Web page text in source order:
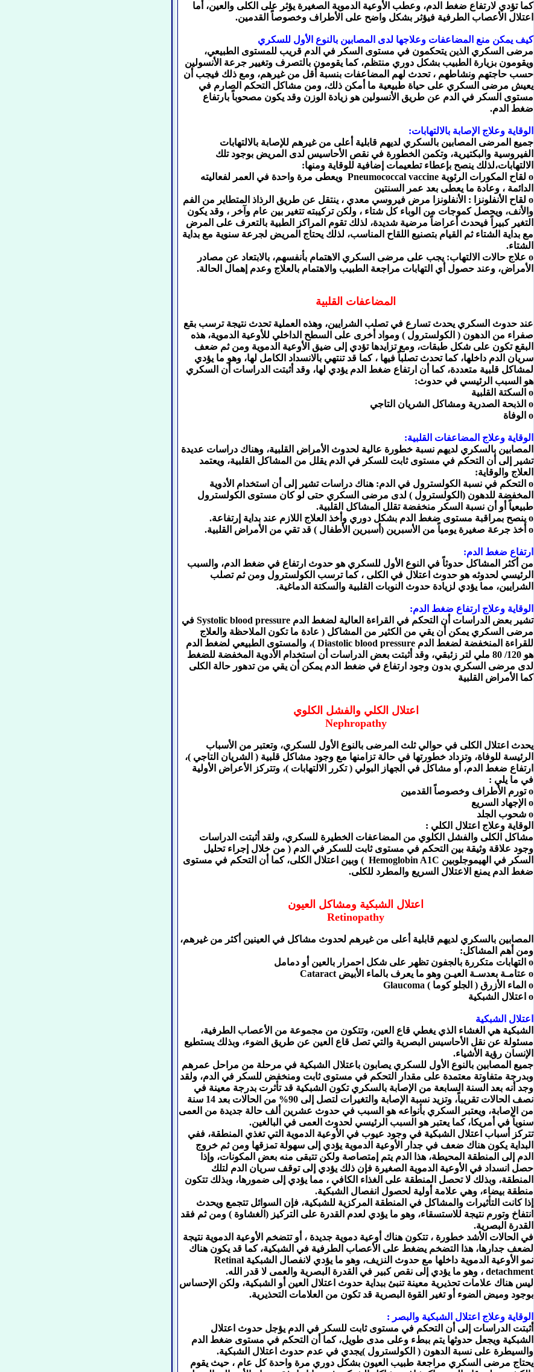
كما تؤدي لارتفاع ضغط الدم، وعطب الأوعية الدموية الصغيرة يؤثر على الكلى والعين، أما
اعتلال الأعصاب الطرفية فيؤثر بشكل واضح على الأطراف وخصوصاً القدمين.
كيف يمكن منع المضاعفات وعلاجها لدى المصابين بالنوع الأول للسكري
مرضى السكري الذين يتحكمون في مستوى السكر في الدم قريب للمستوى الطبيعي،
ويقومون بزيارة الطبيب بشكل دوري منتظم، كما يقومون بالتصرف وتغيير جرعة الأنسولين
حسب حاجتهم ونشاطهم ، تحدث لهم المضاعفات بنسبة أقل من غيرهم، ومع ذلك فيجب أن
يعيش مرضى السكري على حياة طبيعية ما أمكن ذلك، ومن مشاكل التحكم الصارم في
مستوى السكر في الدم عن طريق الأنسولين هو زيادة الوزن وقد يكون مصحوباً بارتفاع
ضغط الدم.
الوقاية وعلاج الإصابة بالالتهابات:
جميع المرضى المصابين بالسكري لديهم قابلية أعلى من غيرهم للإصابة بالالتهابات
الفيروسية والبكتيرية، وتكمن الخطورة في نقص الأحاسيس لدى المريض بوجود تلك
الالتهابات،لذلك ينصح بإعطاء تطعيمات إضافية للوقاية ومنها:
o لقاح المكورات الرئوية Pneumococcal vaccine ويعطى مرة واحدة في العمر لفعاليته
الدائمة ، وعادة ما يعطى بعد عمر السنتين
o لقاح الأنفلونزا : الأنفلونزا مرض فيروسي معدي ، ينتقل عن طريق الرذاذ المتطاير من الفم
والأنف، ويحصل كموجات من الوباء كل شتاء ، ولكن تركيبته تتغير بين عام وآخر ، وقد يكون
التغير كبيراً فيحدث أعراضاً مرضية شديدة، لذلك تقوم المراكز الطبية بالتعرف على المرض
مع بداية الشتاء ثم القيام بتصنيع اللقاح المناسب، لذلك يحتاج المريض لجرعة سنوية مع بداية
الشتاء.
o علاج حالات الالتهاب: يجب على مرضى السكري الاهتمام بأنفسهم، بالابتعاد عن مصادر
الأمراض، وعند حصول أي التهابات مراجعة الطبيب والاهتمام بالعلاج وعدم إهمال الحالة.
المضاعفات القلبية
عند حدوث السكري يحدث تسارع في تصلب الشرايين، وهذه العملية تحدث نتيجة ترسب بقع
صفراء من الدهون ( الكولسترول ) ومواد أخرى على السطح الداخلي للأوعية الدموية، هذه
البقع تكون على شكل طبقات، ومع تزايدها تؤدي إلى ضيق الأوعية الدموية ومن ثم ضعف
سريان الدم داخلها، كما تحدث تصلباً فيها ، كما قد تنتهي بالانسداد الكامل لها، وهو ما يؤدي
لمشاكل قلبية متعددة، كما أن ارتفاع ضغط الدم يؤدي لها، وقد أثبتت الدراسات أن السكري
هو السبب الرئيسي في حدوث:
o السكتة القلبية
o الذبحة الصدرية ومشاكل الشريان التاجي
o الوفاة
الوقاية وعلاج المضاعفات القلبية:
المصابين بالسكري لديهم نسبة خطورة عالية لحدوث الأمراض القلبية، وهناك دراسات عديدة
تشير إلى أن التحكم في مستوى ثابت للسكر في الدم يقلل من المشاكل القلبية، ويعتمد
العلاج والوقاية:
o التحكم في نسبة الكولسترول في الدم: هناك دراسات تشير إلى أن استخدام الأدوية
المخفضة للدهون (الكولسترول ) لدى مرضى السكري حتى لو كان مستوى الكولسترول
طبيعياً أو أن نسبة السكر منخفضة تقلل المشاكل القلبية.
o ينصح بمراقبة مستوى ضغط الدم بشكل دوري وأخذ العلاج اللازم عند بداية إرتفاعة.
o أخذ جرعة صغيرة يومياً من الأسبرين (أسبرين الأطفال ) قد تقي من الأمراض القلبية.
ارتفاع ضغط الدم:
من أكثر المشاكل حدوثاً في النوع الأول للسكري هو حدوث ارتفاع في ضغط الدم، والسبب
الرئيسي لحدوثه هو حدوث اعتلال في الكلى ، كما ترسب الكولسترول ومن ثم تصلب
الشرايين، مما يؤدي لزيادة حدوث النوبات القلبية والسكتة الدماغية.
الوقاية وعلاج ارتفاع ضغط الدم:
تشير بعض الدراسات أن التحكم في القراءة العالية لضغط الدم Systolic blood pressure في
مرضى السكري يمكن أن يقي من الكثير من المشاكل ( عادة ما تكون الملاحظة والعلاج
للقراءة المنخفضة لضغط الدم Diastolic blood pressure )، والمستوى الطبيعي لضغط الدم
هو 120/ 80 ملي لتر زئبقي، وقد أثبتت بعض الدراسات أن استخدام الأدوية المخفضة للضغط
لدى مرضى السكري بدون وجود ارتفاع في ضغط الدم يمكن أن يقي من تدهور حالة الكلى
كما الأمراض القلبية
اعتلال الكلي والفشل الكلوي
Nephropathy
يحدث اعتلال الكلى في حوالي ثلث المرضى بالنوع الأول للسكري، وتعتبر من الأسباب
الرئيسة للوفاة، وتزداد خطورتها في حالة تزامنها مع وجود مشاكل قلبية ( الشريان التاجي )،
ارتفاع ضغط الدم، أو مشاكل في الجهاز البولي ( تكرر الالتهابات )، وتتركز الأعراض الأولية
في ما يلي :
o تورم الأطراف وخصوصاً القدمين
o الإجهاد السريع
o شحوب الجلد
الوقاية وعلاج اعتلال الكلي :
مشاكل الكلى والفشل الكلوي من المضاعفات الخطيرة للسكري، ولقد أثبتت الدراسات
وجود علاقة وثيقة بين التحكم في مستوى ثابت للسكر في الدم ( من خلال إجراء تحليل
السكر في الهيموجلوبين Hemoglobin A1C ) وبين اعتلال الكلى، كما أن التحكم في مستوى
ضغط الدم يمنع الاعتلال السريع والمطرد للكلى.
اعتلال الشبكية ومشاكل العيون
Retinopathy
المصابين بالسكري لديهم قابلية أعلى من غيرهم لحدوث مشاكل في العينين أكثر من غيرهم،
ومن أهم المشاكل:
o التهابات متكررة بالجفون تظهر على شكل احمرار بالعين أو دمامل
o عتامـة بعدسـة العيـن وهو ما يعرف بالماء الأبيض Cataract
o الماء الأزرق ( الجلو كوما ) Glaucoma
o اعتلال الشبكية
اعتلال الشبكية
الشبكية هي الغشاء الذي يغطي قاع العين، وتتكون من مجموعة من الأعصاب الطرفية،
مسئولة عن نقل الأحاسيس البصرية والتي تصل قاع العين عن طريق الضوء، وبذلك يستطيع
الإنسان رؤية الأشياء.
جميع المصابين بالنوع الأول للسكري يصابون باعتلال الشبكية في مرحلة من مراحل عمرهم
وبدرجة متفاوتة معتمدة على مقدار التحكم في مستوى ثابت ومنخفض للسكر في الدم، ولقد
وجد أنه بعد السنة السابعة من الإصابة بالسكري تكون الشبكية قد تأثرت بدرجة معينة في
نصف الحالات تقريباً، وتزيد نسبة الإصابة والتغيرات لتصل إلى 90% من الحالات بعد 14 سنة
من الإصابة، ويعتبر السكري بأنواعه هو السبب في حدوث عشرين ألف حالة جديدة من العمى
سنوياً في أمريكا، كما يعتبر هو السبب الرئيسي لحدوث العمى في البالغين.
تتركز أسباب اعتلال الشبكية في وجود عيوب في الأوعية الدموية التي تغذي المنطقة، ففي
البداية يكون هناك ضعف في جدار الأوعية الدموية يؤدي إلى سهولة تمزقها ومن ثم خروج
الدم إلى المنطقة المحيطة، هذا الدم يتم إمتصاصة ولكن تتبقى منه بعض المكونات، وإذا
حصل انسداد في الأوعية الدموية الصغيرة فإن ذلك يؤدي إلى توقف سريان الدم لتلك
المنطقة، وبذلك لا تحصل المنطقة على الغذاء الكافي ، مما يؤدي إلى ضمورها، وبذلك تتكون
منطقة بيضاء، وهي علامة أولية لحصول انفصال الشبكية.
إذا كانت التأثيرات والمشاكل في المنطقة المركزية للشبكية، فإن السوائل تتجمع ويحدث
انتفاخ وتورم نتيجة للاستسقاء، وهو ما يؤدي لعدم القدرة على التركيز (الغشاوة ) ومن ثم فقد
القدرة البصرية.
في الحالات الأشد خطورة ، تتكون هناك أوعية دموية جديدة ، أو تتضخم الأوعية الدموية نتيجة
لضعف جدارها، هذا التضخم يضغط على الأعصاب الطرفية في الشبكية، كما قد يكون هناك
نمو الأوعية الدموية داخلها مع حدوث النزيف، وهو ما يؤدي لانفصال الشبكية Retinal
detachment ، وهو ما يؤدي إلى نقص كبير في القدرة البصرية والعمى لا قدر الله.
ليس هناك علامات تحذيرية معينة تنبئ ببداية حدوث اعتلال العين أو الشبكية، ولكن الإحساس
بوجود وميض الضوء أو تغير القوة البصرية قد تكون من العلامات التحذيرية.
الوقاية وعلاج اعتلال الشبكية والبصر :
أثبتت الدراسات إلى أن التحكم في مستوى ثابت للسكر في الدم يؤجل حدوث اعتلال
الشبكية ويجعل حدوثها يتم ببطء وعلى مدى طويل، كما أن التحكم في مستوى ضغط الدم
والسيطرة على نسبة الدهون ( الكولسترول )يجدي في عدم حدوث اعتلال الشبكية.
يحتاج مرضى السكري مراجعة طبيب العيون بشكل دوري مرة واحدة كل عام ، حيث يقوم